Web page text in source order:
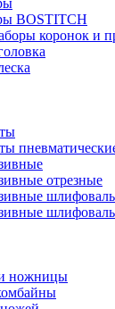
BOSTITCH
коронок и
отрезные
ножницы